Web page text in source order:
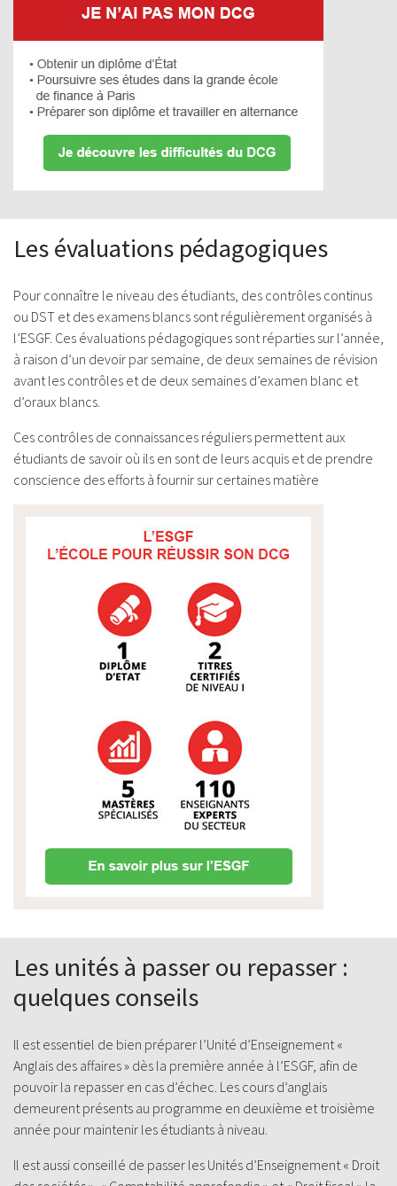
Les évaluations pédagogiques
Pour connaître le niveau des étudiants, des contrôles continus
ou DST et des examens blancs sont régulièrement organisés à
l’ESGF. Ces évaluations pédagogiques sont réparties sur l’année,
à raison d’un devoir par semaine, de deux semaines de révision
avant les contrôles et de deux semaines d’examen blanc et
d’oraux blancs.
Ces contrôles de connaissances réguliers permettent aux
étudiants de savoir où ils en sont de leurs acquis et de prendre
conscience des efforts à fournir sur certaines matière
Les unités à passer ou repasser :
quelques conseils
Il est essentiel de bien préparer l’Unité d’Enseignement «
Anglais des affaires » dès la première année à l’ESGF, afin de
pouvoir la repasser en cas d’échec. Les cours d’anglais
demeurent présents au programme en deuxième et troisième
année pour maintenir les étudiants à niveau.
Il est aussi conseillé de passer les Unités d’Enseignement « Droit